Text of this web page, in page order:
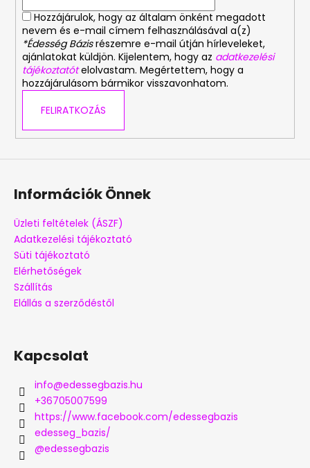
Hozzájárulok, hogy az általam önként megadott
nevem és e-mail címem felhasználásával a(z)
*Édesség Bázisrészemre e-mail útján hírleveleket,
ajánlatokat küldjön. Kijelentem, hogy az adatkezelési
tájékoztatót elolvastam. Megértettem, hogy a
hozzájárulásom bármikor visszavonhatom.
FELIRATKOZÁS
Információk Önnek
Üzleti feltételek (ÁSZF)
Adatkezelési tájékoztató
Süti tájékoztató
Elérhetőségek
Szállítás
Elállás a szerződéstől
Kapcsolat
info@edessegbazis.hu
+36705007599
https://www.facebook.com/edessegbazis
edesseg_bazis/
@edessegbazis